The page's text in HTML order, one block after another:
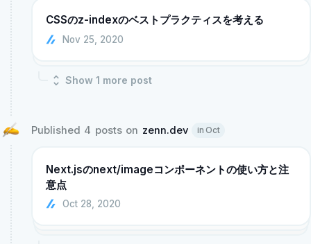
CSSのz-indexのベストプラクティスを考える
Nov 25, 2020
Show 1 more post
Published 4 posts on zenn.dev in Oct
Next.jsのnext/imageコンポーネントの使い方と注
意点
Oct 28, 2020